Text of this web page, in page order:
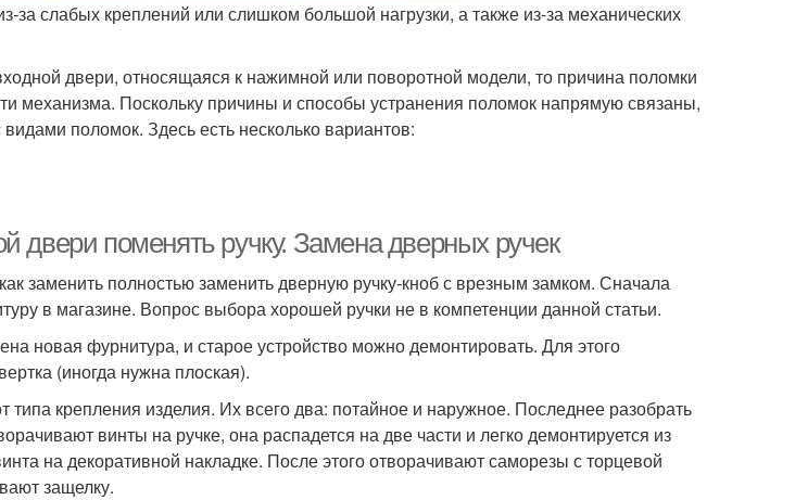
за слабых креплений или слишком большой нагрузки, а также из-за механических
двери, относящаяся к нажимной или поворотной модели, то причина поломки
механизма. Поскольку причины и способы устранения поломок напрямую связаны,
поломок. Здесь есть несколько вариантов:
двери поменять ручку. Замена дверных ручек
заменить полностью заменить дверную ручку-кноб с врезным замком. Сначала
в магазине. Вопрос выбора хорошей ручки не в компетенции данной статьи.
новая фурнитура, и старое устройство можно демонтировать. Для этого
(иногда нужна плоская).
типа крепления изделия. Их всего два: потайное и наружное. Последнее разобрать
винты на ручке, она распадется на две части и легко демонтируется из
на декоративной накладке. После этого отворачивают саморезы с торцевой
защелку.